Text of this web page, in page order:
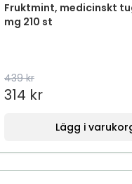
Fruktmint, medicinskt
mg 210 st
439 kr
314 kr
Lägg i